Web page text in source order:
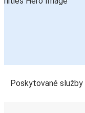
Poskytované